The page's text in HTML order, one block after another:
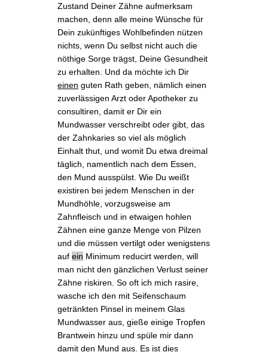
Zustand Deiner Zähne aufmerksam
machen, denn alle meine Wünsche für
Dein zukünftiges Wohlbefinden nützen
nichts, wenn Du selbst nicht auch die
nöthige Sorge trägst, Deine Gesundheit
zu erhalten. Und da möchte ich Dir
einen guten Rath geben, nämlich einen
zuverlässigen Arzt oder Apotheker zu
consultiren, damit er Dir ein
Mundwasser verschreibt oder gibt, das
der Zahnkaries so viel als möglich
Einhalt thut, und womit Du etwa dreimal
täglich, namentlich nach dem Essen,
den Mund ausspülst. Wie Du weißt
existiren bei jedem Menschen in der
Mundhöhle, vorzugsweise am
Zahnfleisch und in etwaigen hohlen
Zähnen eine ganze Menge von Pilzen
und die müssen vertilgt oder wenigstens
aufein Minimum reducirt werden, will
man nicht den gänzlichen Verlust seiner
Zähne riskiren. So oft ich mich rasire,
wasche ich den mit Seifenschaum
getränkten Pinsel in meinem Glas
Mundwasser aus, gieße einige Tropfen
Brantwein hinzu und spüle mir dann
damit den Mund aus. Es ist dies